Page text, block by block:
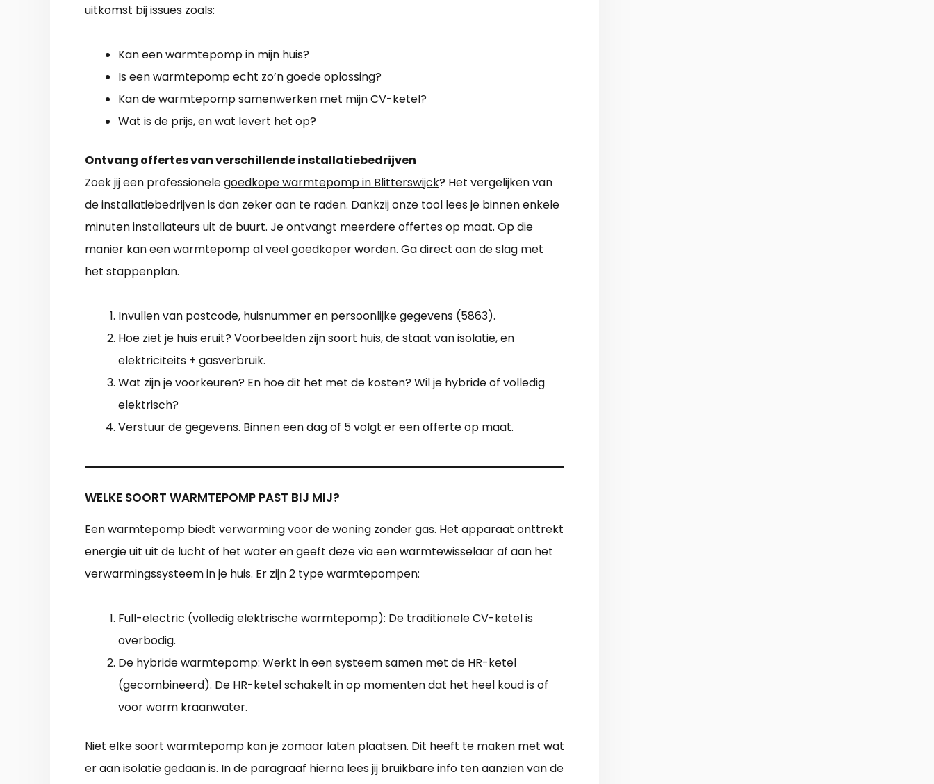
uitkomst bij issues zoals:
Kan een warmtepomp in mijn huis?
Is een warmtepomp echt zo’n goede oplossing?
Kan de warmtepomp samenwerken met mijn CV-ketel?
Wat is de prijs, en wat levert het op?
Ontvang offertes van verschillende installatiebedrijven
Zoek jij een professionelegoedkope warmtepomp in Blitterswijck? Het vergelijken van
de installatiebedrijven is dan zeker aan te raden. Dankzij onze tool lees je binnen enkele
minuten installateurs uit de buurt. Je ontvangt meerdere offertes op maat. Op die
manier kan een warmtepomp al veel goedkoper worden. Ga direct aan de slag met
het stappenplan.
Invullen van postcode, huisnummer en persoonlijke gegevens (5863).
Hoe ziet je huis eruit? Voorbeelden zijn soort huis, de staat van isolatie, en
elektriciteits + gasverbruik.
Wat zijn je voorkeuren? En hoe dit het met de kosten? Wil je hybride of volledig
elektrisch?
Verstuur de gegevens. Binnen een dag of 5 volgt er een offerte op maat.
WELKE SOORT WARMTEPOMP PAST BIJ MIJ?
Een warmtepomp biedt verwarming voor de woning zonder gas. Het apparaat onttrekt
energie uit uit de lucht of het water en geeft deze via een warmtewisselaar af aan het
verwarmingssysteem in je huis. Er zijn 2 type warmtepompen:
Full-electric (volledig elektrische warmtepomp): De traditionele CV-ketel is
overbodig.
De hybride warmtepomp: Werkt in een systeem samen met de HR-ketel
(gecombineerd). De HR-ketel schakelt in op momenten dat het heel koud is of
voor warm kraanwater.
Niet elke soort warmtepomp kan je zomaar laten plaatsen. Dit heeft te maken met wat
er aan isolatie gedaan is. In de paragraaf hierna lees jij bruikbare info ten aanzien van de